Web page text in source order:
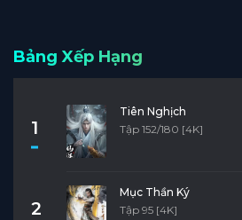
Bảng Xếp Hạng
1
Tiên Nghịch
Tập 152/180 [4K]
2
Mục Thần Ký
Tập 95 [4K]